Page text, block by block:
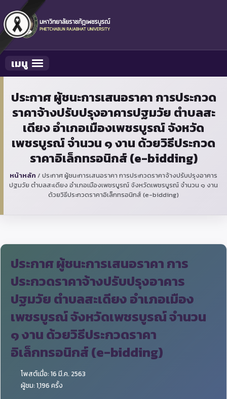
Toggle navigation
เมนู
ประกาศ ผู้ชนะการเสนอราคา การประกวด
ราคาจ้างปรับปรุงอาคารปฐมวัย ตำบลสะ
เดียง อำเภอเมืองเพชรบูรณ์ จังหวัด
เพชรบูรณ์ จำนวน ๑ งาน ด้วยวิธีประกวด
ราคาอิเล็กทรอนิกส์ (e-bidding)
หน้าหลัก / ประกาศ ผู้ชนะการเสนอราคา การประกวดราคาจ้างปรับปรุงอาคาร
ปฐมวัย ตำบลสะเดียง อำเภอเมืองเพชรบูรณ์ จังหวัดเพชรบูรณ์ จำนวน ๑ งาน
ด้วยวิธีประกวดราคาอิเล็กทรอนิกส์ (e-bidding)
ประกาศ ผู้ชนะการเสนอราคา การ
ประกวดราคาจ้างปรับปรุงอาคาร
ปฐมวัย ตำบลสะเดียง อำเภอเมือง
เพชรบูรณ์ จังหวัดเพชรบูรณ์ จำนวน
๑ งาน ด้วยวิธีประกวดราคา
อิเล็กทรอนิกส์ (e-bidding)
โพสต์เมื่อ: 16 มี.ค. 2563
ผู้ชม: 1,196 ครั้ง